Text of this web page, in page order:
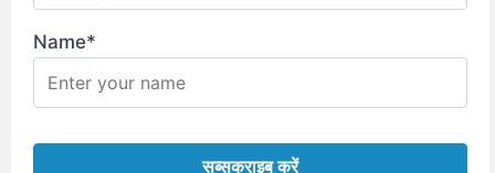
Name*